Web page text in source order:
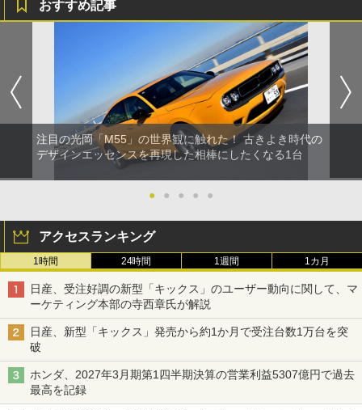
おすすめ記事
注目の光岡「M55」の世界観に触れた！ 古きよき時代の
デザインエッセンスを再現した相棒にしたくなる1台
● ● ● ● ●
アクセスランキング
1時間 24時間 1週間 1カ月
日産、受注好調の新型「キックス」のユーザー動向に関して、マ
ーケティング本部の寺西章氏が解説
日産、新型「キックス」発売から約1か月で受注台数1万台を突
破
ホンダ、2027年3月期第1四半期決算の営業利益5307億円で過去
最高を記録